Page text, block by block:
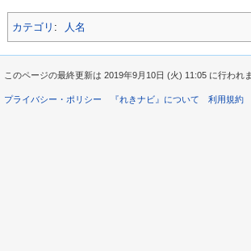
カテゴリ : 人名
このページの最終更新は 2019年9月10日 (火) 11:05 に行われ
プライバシー・ポリシー 『れきナビ』について 利用規約